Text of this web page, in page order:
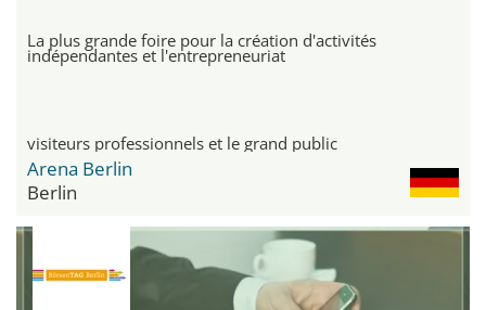
La plus grande foire pour la création d'activités
indépendantes et l'entrepreneuriat
visiteurs professionnels et le grand public
Arena Berlin
Berlin